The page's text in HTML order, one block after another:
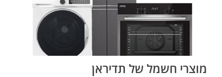
מוצרי חשמל של תדיראן